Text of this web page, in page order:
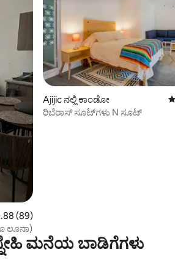
4.88 ಸರಾಸರಿ ರೇಟಿಂಗ್, 89 ವಿಮರ್ಶೆಗಳು
(89)
ಲೂನಾ)
Ajijic ನಲ್ಲಿ ಕಾಂಡೋ
ರಿಬೆರಾಸ್ ಸೂಟ್‌ಗಳು N ಸೂಟ್
ಮನೆಯ ಬಾಡಿಗೆಗಳು